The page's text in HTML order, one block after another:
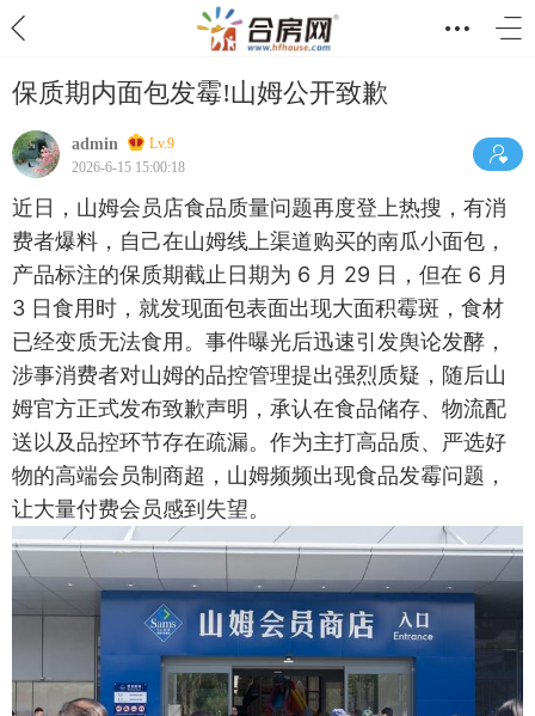
保质期内面包发霉!山姆公开致歉
admin
Lv.9
2026-6-15 15:00:18
近日，山姆会员店食品质量问题再度登上热搜，有消
费者爆料，自己在山姆线上渠道购买的南瓜小面包，
产品标注的保质期截止日期为 6 月 29 日，但在 6 月
3 日食用时，就发现面包表面出现大面积霉斑，食材
已经变质无法食用。事件曝光后迅速引发舆论发酵，
涉事消费者对山姆的品控管理提出强烈质疑，随后山
姆官方正式发布致歉声明，承认在食品储存、物流配
送以及品控环节存在疏漏。作为主打高品质、严选好
物的高端会员制商超，山姆频频出现食品发霉问题，
让大量付费会员感到失望。